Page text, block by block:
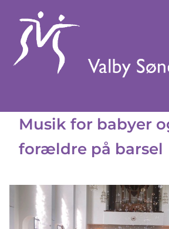
Musik for babyer
forældre på barsel